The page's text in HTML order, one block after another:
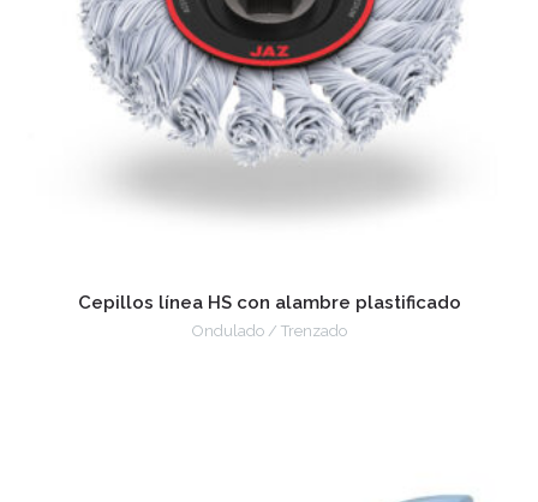
Cepillos línea HS con alambre plastificado
Ondulado / Trenzado